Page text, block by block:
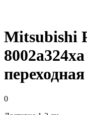
Mitsubishi
переходная
0